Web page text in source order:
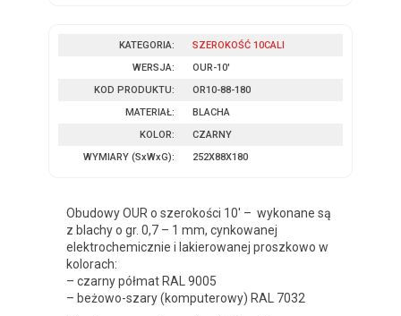
KATEGORIA:
SZEROKOŚĆ 10CALI
WERSJA:
OUR-10'
KOD PRODUKTU:
OR10-88-180
MATERIAŁ:
BLACHA
KOLOR:
CZARNY
WYMIARY (SxWxG): 252X88X180
Obudowy OUR o szerokości 10′ – wykonane są
z blachy o gr. 0,7 – 1 mm, cynkowanej
elektrochemicznie i lakierowanej proszkowo w
kolorach:
– czarny półmat RAL 9005
– beżowo-szary (komputerowy) RAL 7032